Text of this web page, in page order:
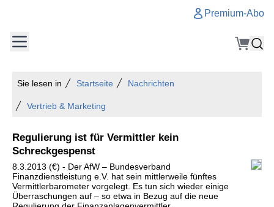
Premium-Abo
Sie lesen in Startseite Nachrichten
Vertrieb & Marketing
Regulierung ist für Vermittler kein
Schreckgespenst
8.3.2013 (€) - Der AfW – Bundesverband
Finanzdienstleistung e.V. hat sein mittlerweile fünftes
Vermittlerbarometer vorgelegt. Es tun sich wieder einige
Überraschungen auf – so etwa in Bezug auf die neue